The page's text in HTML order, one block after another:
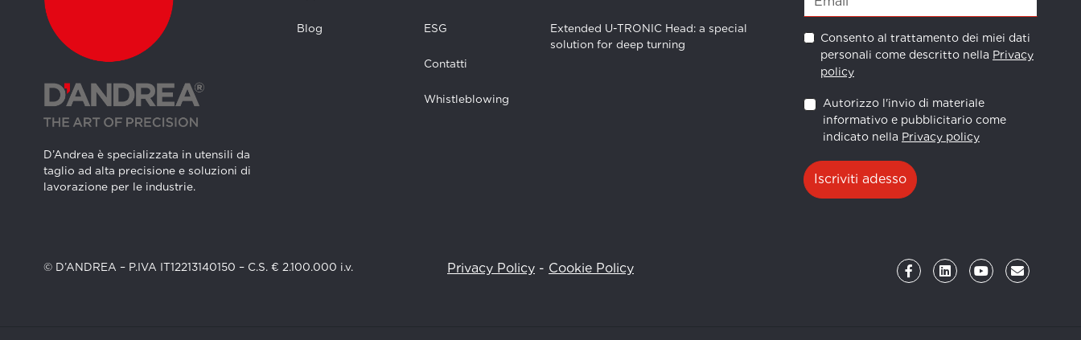
D’Andrea è specializzata in utensili da
taglio ad alta precisione e soluzioni di
lavorazione per le industrie.
Blog ESG
Contatti
Whistleblowing
Extended U-TRONIC Head: a special
solution for deep turning
Consento al trattamento dei miei dati
personali come descritto nella Privacy
policy
Autorizzo l'invio di materiale
informativo e pubblicitario come
indicato nella Privacy policy
Iscriviti adesso
© D’ANDREA – P.IVA IT12213140150 – C.S. € 2.100.000 i.v. Privacy Policy- Cookie Policy